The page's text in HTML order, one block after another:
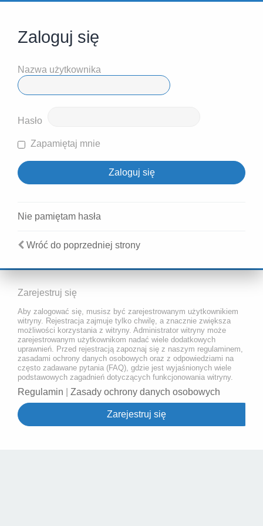
Zaloguj się
Nazwa użytkownika
Hasło
Zapamiętaj mnie
Nie pamiętam hasła
Wróć do poprzedniej strony
Zarejestruj się
Aby zalogować się, musisz być zarejestrowanym użytkownikiem
witryny. Rejestracja zajmuje tylko chwilę, a znacznie zwiększa
możliwości korzystania z witryny. Administrator witryny może
zarejestrowanym użytkownikom nadać wiele dodatkowych
uprawnień. Przed rejestracją zapoznaj się z naszym regulaminem,
zasadami ochrony danych osobowych oraz z odpowiedziami na
często zadawane pytania (FAQ), gdzie jest wyjaśnionych wiele
podstawowych zagadnień dotyczących funkcjonowania witryny.
Regulamin Zasady ochrony danych osobowych
Zarejestruj się